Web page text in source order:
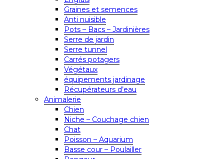
Graines et semences
Anti nuisible
Pots – Bacs – Jardinières
Serre de jardin
Serre tunnel
Carrés potagers
Végétaux
équipements jardinage
Récupérateurs d’eau
Animalerie
Chien
Niche – Couchage chien
Chat
Poisson – Aquarium
Basse cour – Poulailler